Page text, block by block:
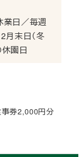
業日／毎週
月末日（冬
休園日
券2,000円分